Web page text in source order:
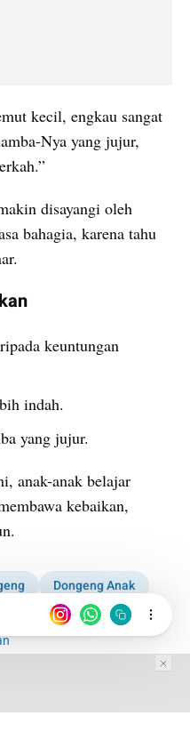
kecil, engkau sangat
Nya yang jujur,
disayangi oleh
bahagia, karena tahu
keuntungan
indah.
yang jujur.
anak-anak belajar
kebaikan,
Dongeng Anak